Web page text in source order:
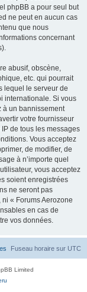
phpBB a pour seul but
ne peut en aucun cas
que nous
concernant
abusif, obscène,
etc. qui pourrait
lequel le serveur de
internationale. Si vous
à un bannissement
votre fournisseur
IP de tous les messages
Vous acceptez
de modifier, de
à n’importe quel
vous acceptez
soient enregistrées
ne seront pas
« Forums Aerozone
en cas de
vos données.
Fuseau horaire sur UTC
Limited